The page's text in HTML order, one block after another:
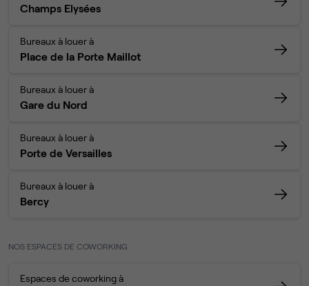
Champs Elysées
Bureaux à louer à
Place de la Porte Maillot
Bureaux à louer à
Gare du Nord
Bureaux à louer à
Porte de Versailles
Bureaux à louer à
Bercy
NOS ESPACES DE COWORKING
Espaces de coworking à